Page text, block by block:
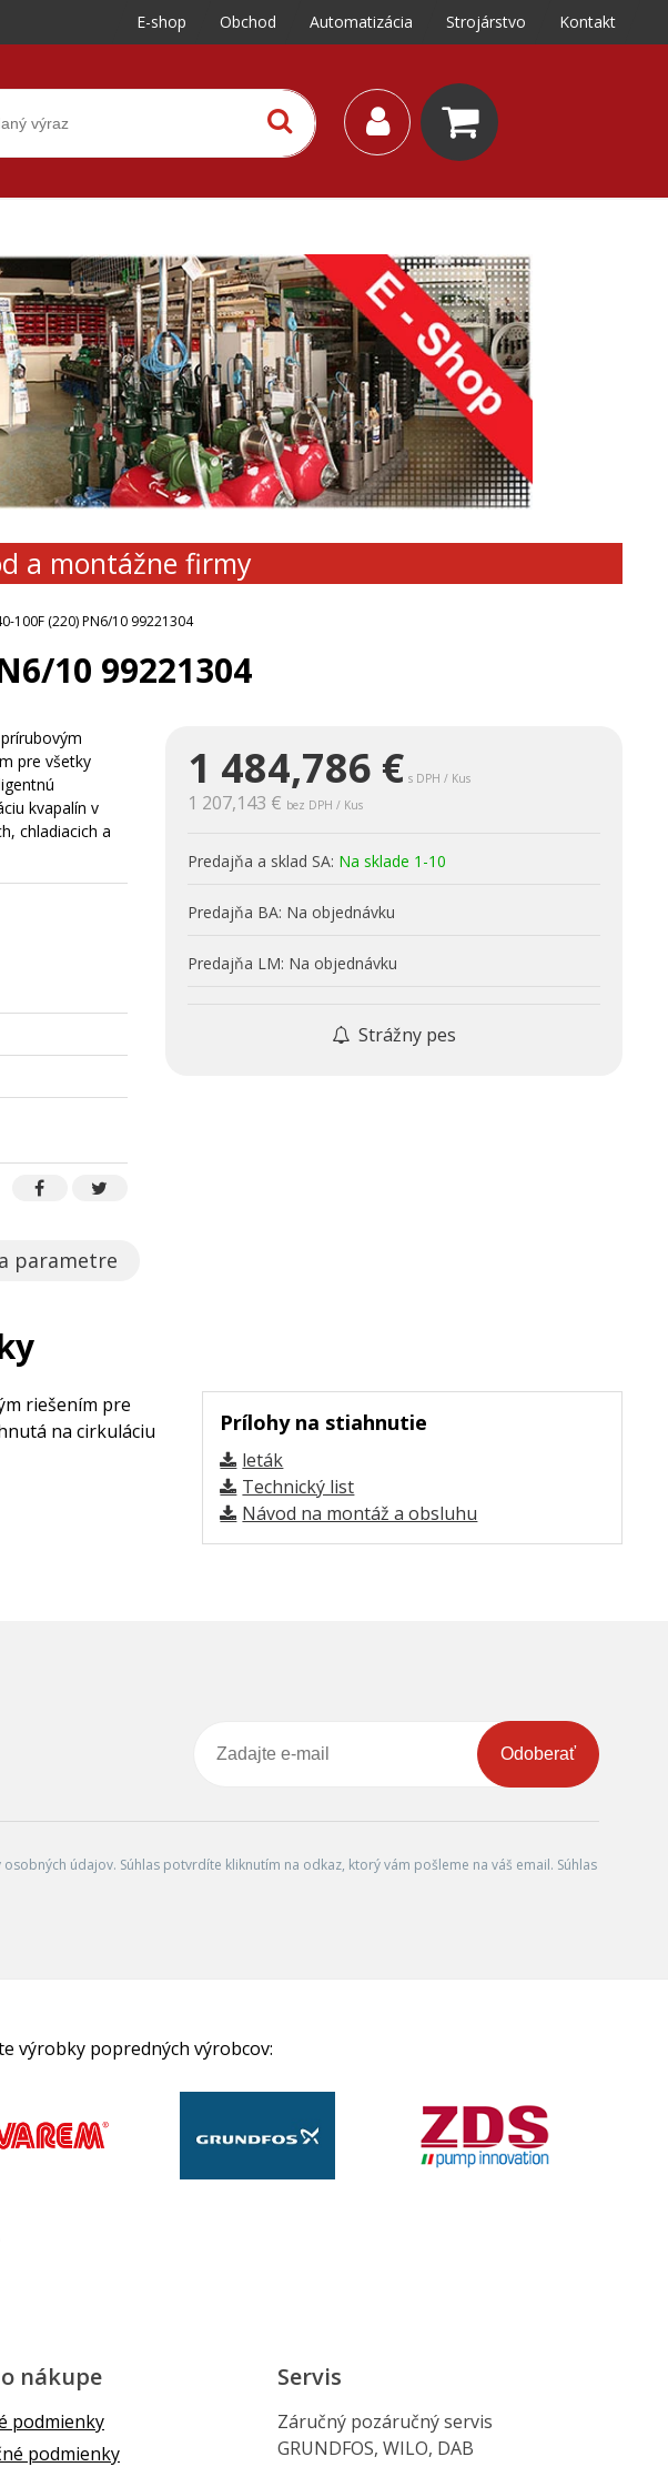
E-shop Obchod Automatizácia Strojárstvo Kontakt
a montážne firmy
100F (220) PN6/10 99221304
10 99221304
1 484,786 € s DPH / Kus
1 207,143 € bez DPH / Kus
Predajňa a sklad SA: Na sklade 1-10
Predajňa BA: Na objednávku
Predajňa LM: Na objednávku
Strážny pes
pre všetky
kvapalín v
chladiacich a
parametre
Prílohy na stiahnutie
leták
Technický list
Návod na montáž a obsluhu
riešením pre
na cirkuláciu
Odoberať
údajov. Súhlas potvrdíte kliknutím na odkaz, ktorý vám pošleme na váš email. Súhlas
výrobky popredných výrobcov:
nákupe
podmienky
podmienky
Servis
Záručný pozáručný servis
GRUNDFOS, WILO, DAB